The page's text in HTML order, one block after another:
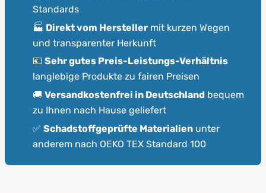
Standards
🏭 Direkt vom Herstellermit kurzen Wegen
und transparenter Herkunft
💶 Sehr gutes Preis-Leistungs-Verhältnis
langlebige Produkte zu fairen Preisen
🚚 Versandkostenfrei in Deutschlandbequem
zu Ihnen nach Hause geliefert
✅ Schadstoffgeprüfte Materialienunter
anderem nach OEKO TEX Standard 100